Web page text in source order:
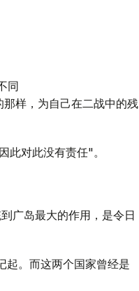
同
样，为自己在二战中的残
此对此没有责任"。
广岛最大的作用，是令日
起。而这两个国家曾经是